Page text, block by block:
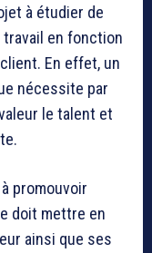
à étudier de
en fonction
En effet, un
nécessite par
le talent et
promouvoir
doit mettre en
ainsi que ses